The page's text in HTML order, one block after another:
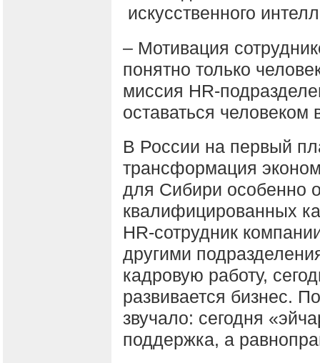
искусственного
– Мотивация
понятно только
миссия HR-
оставаться
В России на первый
трансформация
для Сибири особенно
квалифицированных
HR-сотрудник
другими
кадровую работу,
развивается бизнес.
звучало: сегодня
поддержка, а